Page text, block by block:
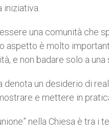
iniziativa.
una comunità che
aspetto è molto
e non badare solo a una
denota un desiderio di
e mettere in
nella Chiesa è tra